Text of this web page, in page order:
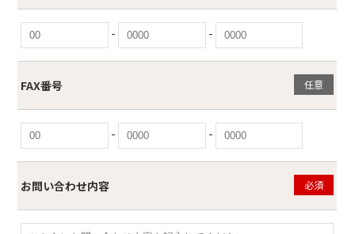
- -
FAX番号 任意
- -
お問い合わせ内容 必須